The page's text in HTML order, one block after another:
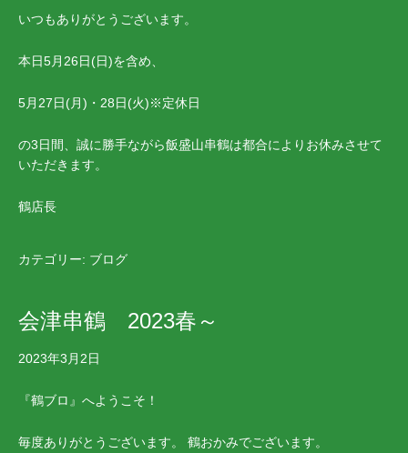
いつもありがとうございます。
本日5月26日(日)を含め、
5月27日(月)・28日(火)※定休日
の3日間、誠に勝手ながら飯盛山串鶴は都合によりお休みさせて
いただきます。
鶴店長
カテゴリー: ブログ
会津串鶴 2023春～
2023年3月2日
『鶴ブロ』へようこそ！
毎度ありがとうございます。 鶴おかみでございます。